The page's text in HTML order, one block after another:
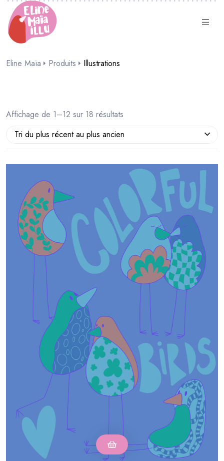
Eline Maïa Produits Illustrations
Affichage de 1–12 sur 18 résultats
Tri du plus récent au plus ancien